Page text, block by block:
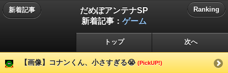
新着記事
だめぽアンテナSP
新着記事： ゲーム
Ranking
トップ 次へ
【画像】コナンくん、小さすぎる😭 (PickUP!)